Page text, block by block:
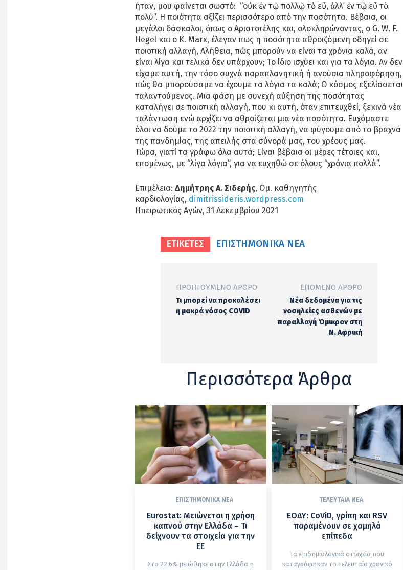
ήταν, μου φαίνεται σωστό: “οὐκ ἐν τῷ πολλῷ τὸ εὖ, ἀλλ᾿ ἐν τῷ εὖ τὸ
πολύ”. Η ποιότητα αξίζει περισσότερο από την ποσότητα. Βέβαια, οι
μεγάλοι δάσκαλοι, όπως ο Αριστοτέλης και, ολοκληρώνοντας, ο G. W. F.
Hegel και ο K. Marx, έλεγαν πως η ποσότητα αθροιζόμενη οδηγεί σε
ποιοτική αλλαγή, Αλήθεια, πώς μπορούν να είναι τα χρόνια καλά, αν
είναι λίγα και τελικά δεν υπάρχουν; Το ίδιο ισχύει και για τα λόγια. Αν δεν
είχαμε αυτή, την τόσο συχνά παραπλανητική ή ανούσια πληροφόρηση,
πώς θα μπορούσαμε να έχουμε τα λόγια τα καλά; Ο κόσμος εξελίσσεται
ταλαντούμενος. Μια φάση με συνεχή αύξηση της ποσότητας
καταλήγει σε ποιοτική αλλαγή, που κι αυτή, όταν επιτευχθεί, ξεκινά νέα
ταλάντωση ενώ αρχίζει να αθροίζεται μια νέα ποσότητα. Ευχόμαστε
όλοι να δούμε το 2022 την ποιοτική αλλαγή, να φύγουμε από το βραχνά
της πανδημίας, της απειλής στα σύνορά μας, του χρέους μας.
Τώρα, γιατί τα γράφω όλα αυτά; Είναι βέβαια οι μέρες τέτοιες και,
επομένως, με “λίγα λόγια”, για να ευχηθώ σε όλους “χρόνια πολλά”.
Επιμέλεια: Δημήτρης Α. Σιδερής, Ομ. καθηγητής
καρδιολογίας, dimitrissideris.wordpress.com
Ηπειρωτικός Αγών, 31 Δεκεμβρίου 2021
ΕΤΙΚΕΤΕΣ ΕΠΙΣΤΗΜΟΝΙΚΆ ΝΈΑ
ΠΡΟΗΓΟΎΜΕΝΟ ΆΡΘΡΟ
Τι μπορεί να προκαλέσει
η μακρά νόσος COVID
ΕΠΌΜΕΝΟ ΆΡΘΡΟ
Νέα δεδομένα για τις
νοσηλείες ασθενών με
παραλλαγή Όμικρον στη
Ν. Αφρική
Περισσότερα Άρθρα
ΕΠΙΣΤΗΜΟΝΙΚΆ ΝΈΑ
Eurostat: Μειώνεται η χρήση
καπνού στην Ελλάδα – Τι
δείχνουν τα στοιχεία για την
ΕΕ
Στο 22,6% μειώθηκε στην Ελλάδα η
ΤΕΛΕΥΤΑΊΑ ΝΈΑ
ΕΟΔΥ: CoViD, γρίπη και RSV
παραμένουν σε χαμηλά
επίπεδα
Τα επιδημιολογικά στοιχεία που
καταγράφηκαν το τελευταίο χρονικό